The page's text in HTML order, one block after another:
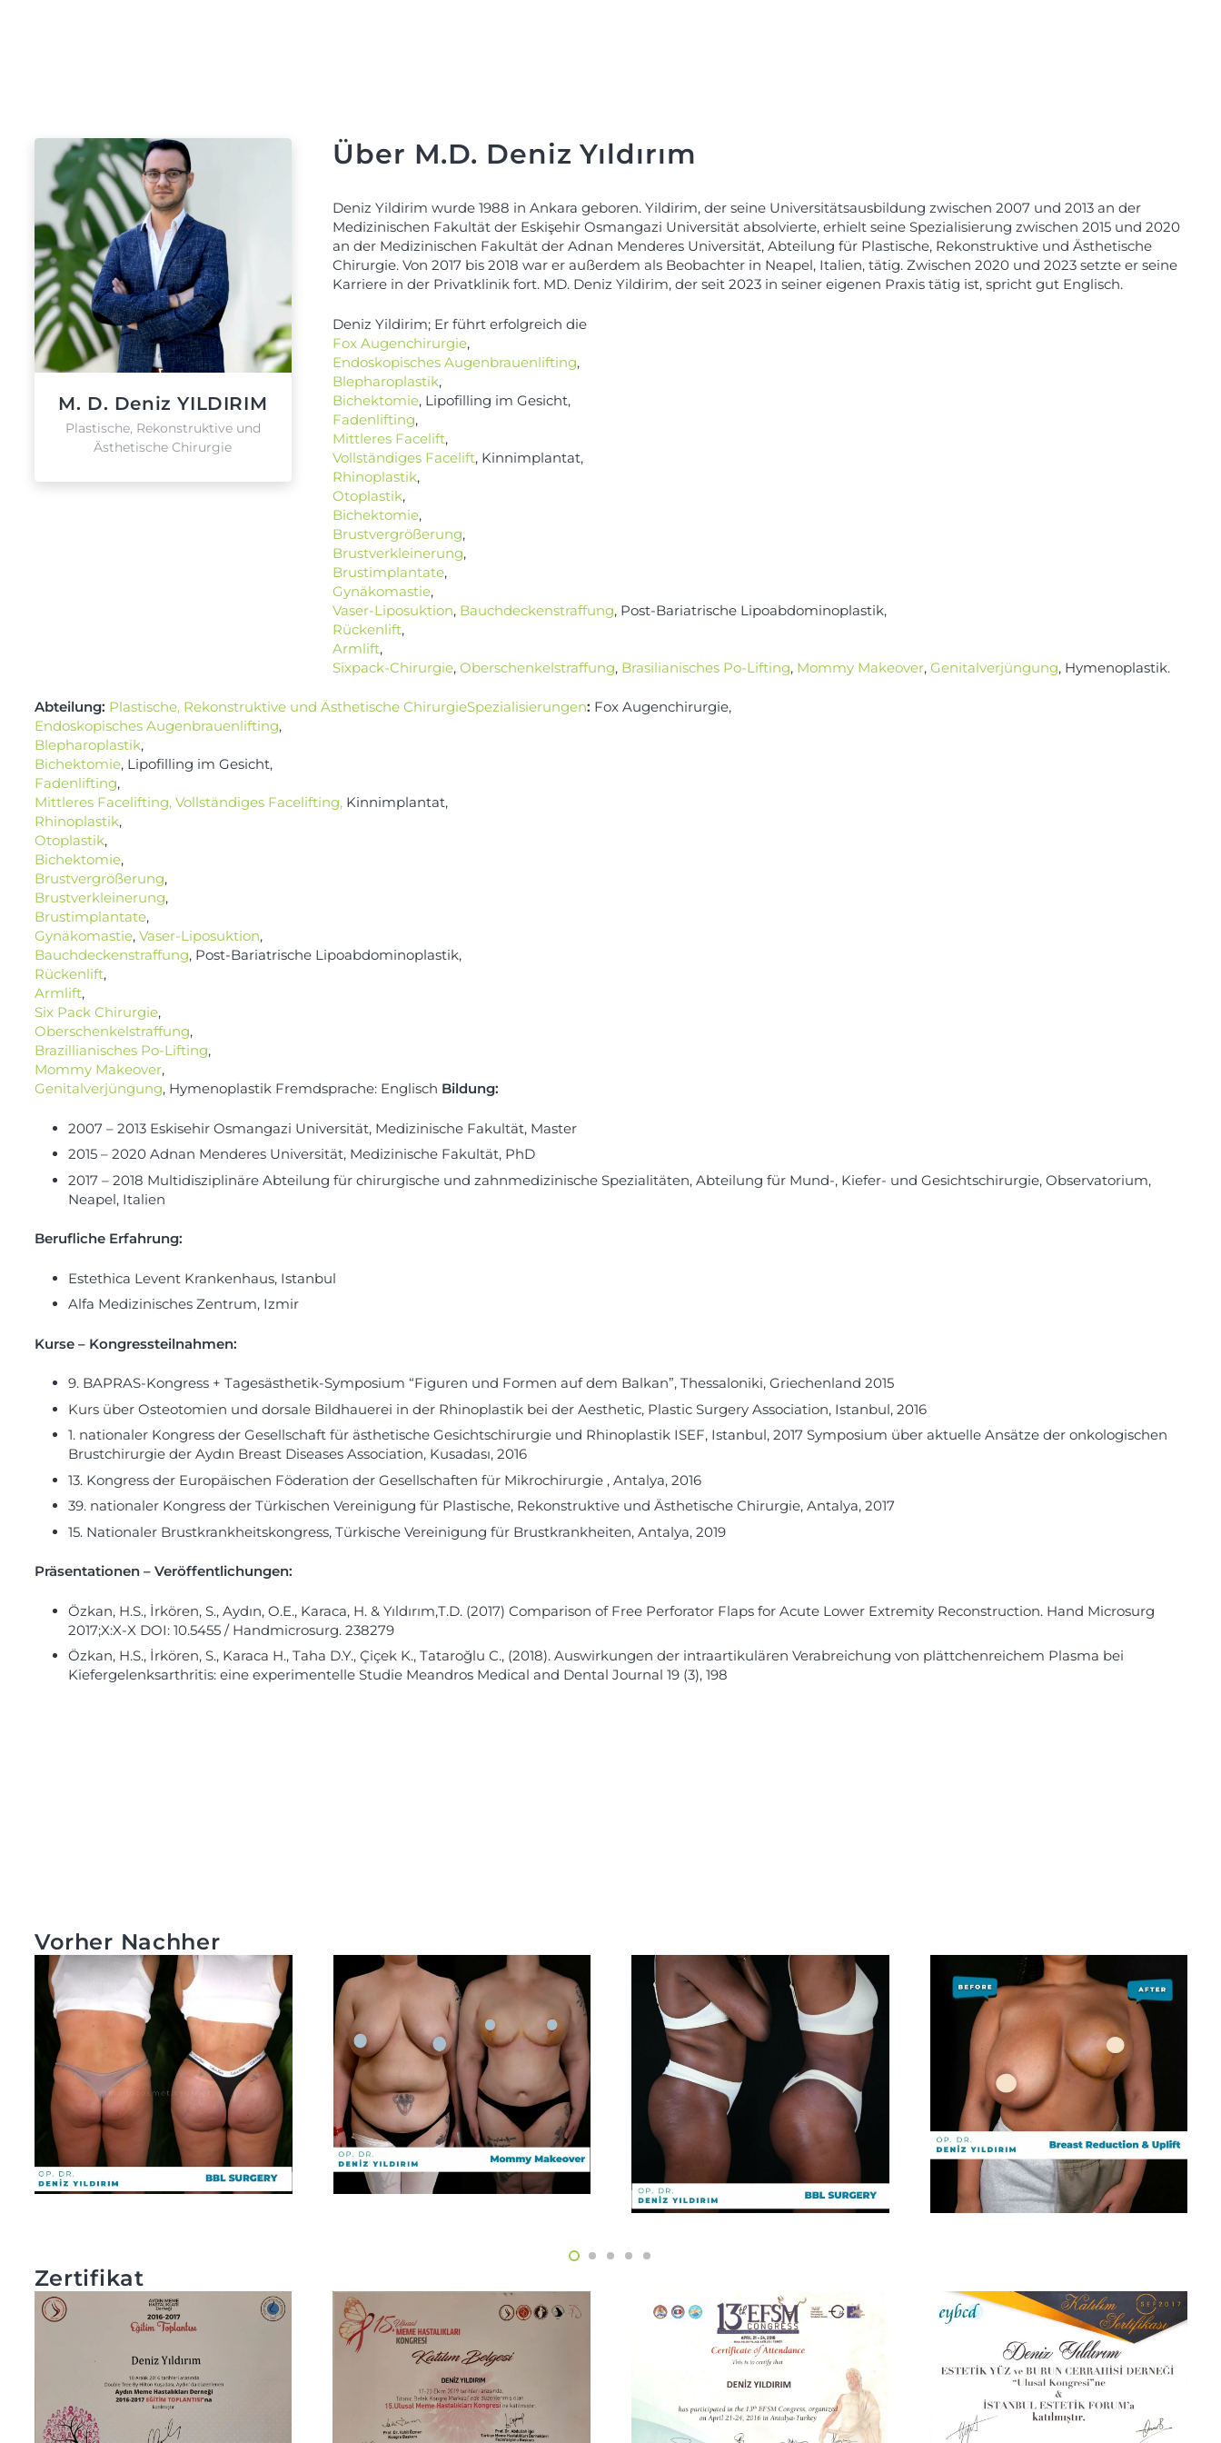
M. D. Deniz YILDIRIM
Plastische, Rekonstruktive und
Ästhetische Chirurgie
Über M.D. Deniz Yıldırım
Deniz Yildirim wurde 1988 in Ankara geboren. Yildirim, der seine Universitätsausbildung zwischen 2007 und 2013 an der
Medizinischen Fakultät der Eskişehir Osmangazi Universität absolvierte, erhielt seine Spezialisierung zwischen 2015 und 2020
an der Medizinischen Fakultät der Adnan Menderes Universität, Abteilung für Plastische, Rekonstruktive und Ästhetische
Chirurgie. Von 2017 bis 2018 war er außerdem als Beobachter in Neapel, Italien, tätig. Zwischen 2020 und 2023 setzte er seine
Karriere in der Privatklinik fort. MD. Deniz Yildirim, der seit 2023 in seiner eigenen Praxis tätig ist, spricht gut Englisch.
Deniz Yildirim; Er führt erfolgreich die
Fox Augenchirurgie,
Endoskopisches Augenbrauenlifting,
Blepharoplastik,
Bichektomie, Lipofilling im Gesicht,
Fadenlifting,
Mittleres Facelift,
Vollständiges Facelift, Kinnimplantat,
Rhinoplastik,
Otoplastik,
Bichektomie,
Brustvergrößerung,
Brustverkleinerung,
Brustimplantate,
Gynäkomastie,
Vaser-Liposuktion, Bauchdeckenstraffung, Post-Bariatrische Lipoabdominoplastik,
Rückenlift,
Armlift,
Sixpack-Chirurgie, Oberschenkelstraffung, Brasilianisches Po-Lifting, Mommy Makeover, Genitalverjüngung, Hymenoplastik.
Abteilung: Plastische, Rekonstruktive und Ästhetische ChirurgieSpezialisierungen: Fox Augenchirurgie,
Endoskopisches Augenbrauenlifting,
Blepharoplastik,
Bichektomie, Lipofilling im Gesicht,
Fadenlifting,
Mittleres Facelifting, Vollständiges Facelifting, Kinnimplantat,
Rhinoplastik,
Otoplastik,
Bichektomie,
Brustvergrößerung,
Brustverkleinerung,
Brustimplantate,
Gynäkomastie, Vaser-Liposuktion,
Bauchdeckenstraffung, Post-Bariatrische Lipoabdominoplastik,
Rückenlift,
Armlift,
Six Pack Chirurgie,
Oberschenkelstraffung,
Brazillianisches Po-Lifting,
Mommy Makeover,
Genitalverjüngung, Hymenoplastik Fremdsprache: Englisch Bildung:
2007 – 2013 Eskisehir Osmangazi Universität, Medizinische Fakultät, Master
2015 – 2020 Adnan Menderes Universität, Medizinische Fakultät, PhD
2017 – 2018 Multidisziplinäre Abteilung für chirurgische und zahnmedizinische Spezialitäten, Abteilung für Mund-, Kiefer- und Gesichtschirurgie, Observatorium,
Neapel, Italien
Berufliche Erfahrung:
Estethica Levent Krankenhaus, Istanbul
Alfa Medizinisches Zentrum, Izmir
Kurse – Kongressteilnahmen:
9. BAPRAS-Kongress + Tagesästhetik-Symposium “Figuren und Formen auf dem Balkan”, Thessaloniki, Griechenland 2015
Kurs über Osteotomien und dorsale Bildhauerei in der Rhinoplastik bei der Aesthetic, Plastic Surgery Association, Istanbul, 2016
1. nationaler Kongress der Gesellschaft für ästhetische Gesichtschirurgie und Rhinoplastik ISEF, Istanbul, 2017 Symposium über aktuelle Ansätze der onkologischen
Brustchirurgie der Aydın Breast Diseases Association, Kusadası, 2016
13. Kongress der Europäischen Föderation der Gesellschaften für Mikrochirurgie , Antalya, 2016
39. nationaler Kongress der Türkischen Vereinigung für Plastische, Rekonstruktive und Ästhetische Chirurgie, Antalya, 2017
15. Nationaler Brustkrankheitskongress, Türkische Vereinigung für Brustkrankheiten, Antalya, 2019
Präsentationen – Veröffentlichungen:
Özkan, H.S., İrkören, S., Aydın, O.E., Karaca, H. & Yıldırım,T.D. (2017) Comparison of Free Perforator Flaps for Acute Lower Extremity Reconstruction. Hand Microsurg
2017;X:X-X DOI: 10.5455 / Handmicrosurg. 238279
Özkan, H.S., İrkören, S., Karaca H., Taha D.Y., Çiçek K., Tataroğlu C., (2018). Auswirkungen der intraartikulären Verabreichung von plättchenreichem Plasma bei
Kiefergelenksarthritis: eine experimentelle Studie Meandros Medical and Dental Journal 19 (3), 198
Vorher Nachher
Zertifikat